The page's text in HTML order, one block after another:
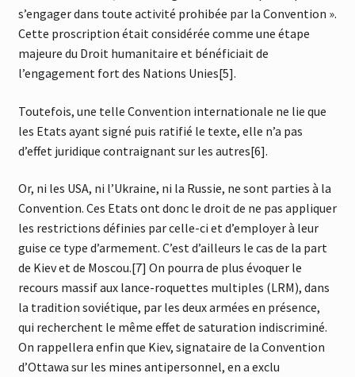
s’engager dans toute activité prohibée par la Convention ».
Cette proscription était considérée comme une étape
majeure du Droit humanitaire et bénéficiait de
l’engagement fort des Nations Unies[5].
Toutefois, une telle Convention internationale ne lie que
les Etats ayant signé puis ratifié le texte, elle n’a pas
d’effet juridique contraignant sur les autres[6].
Or, ni les USA, ni l’Ukraine, ni la Russie, ne sont parties à la
Convention. Ces Etats ont donc le droit de ne pas appliquer
les restrictions définies par celle-ci et d’employer à leur
guise ce type d’armement. C’est d’ailleurs le cas de la part
de Kiev et de Moscou.[7] On pourra de plus évoquer le
recours massif aux lance-roquettes multiples (LRM), dans
la tradition soviétique, par les deux armées en présence,
qui recherchent le même effet de saturation indiscriminé.
On rappellera enfin que Kiev, signataire de la Convention
d’Ottawa sur les mines antipersonnel, en a exclu